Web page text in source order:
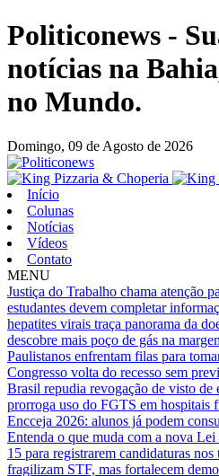
Politiconews -
notícias na
no Mundo.
Domingo, 09 de Agosto de 2026
Início
Colunas
Notícias
Vídeos
Contato
MENU
Justiça do Trabalho chama atenção
estudantes devem completar
hepatites virais traça panorama da
descobre mais poço de gás na
Paulistanos enfrentam filas para
Congresso volta do recesso sem
Brasil repudia revogação de visto de
prorroga uso do FGTS em hospitais
Encceja 2026: alunos já podem
Entenda o que muda com a nova Lei
15 para registrarem candidaturas nos
fragilizam STF, mas fortalecem